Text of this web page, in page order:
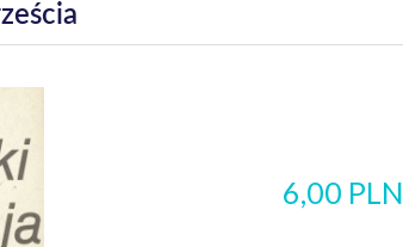
6,00 PLN